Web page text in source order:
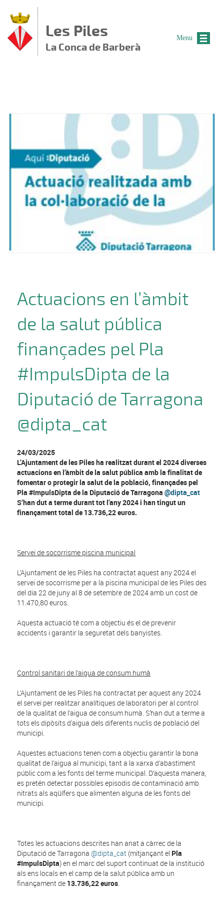
Les Piles
La Conca de Barberà
Actuacions en l’àmbit
de la salut pública
finançades pel Pla
#ImpulsDipta de la
Diputació de Tarragona
@dipta_cat
24/03/2025
L’Ajuntament de les Piles ha realitzat durant el 2024 diverses
actuacions en l’àmbit de la salut pública amb la finalitat de
fomentar o protegir la salut de la població, finançades pel
Pla #ImpulsDipta de la Diputació de Tarragona@dipta_cat
S’han dut a terme durant tot l’any 2024 i han tingut un
finançament total de 13.736,22euros.
Servei de socorrisme piscina municipal
L’Ajuntament de les Piles ha contractat aquest any 2024 el
servei de socorrisme per a la piscina municipal de les Piles des
del dia 22 de juny al 8 de setembre de 2024 amb un cost de
11.470,80 euros.
Aquesta actuació té com a objectiu és el de prevenir
accidents i garantir la seguretat dels banyistes.
Control sanitari de l’aigua de consum humà
L’Ajuntament de les Piles ha contractat per aquest any 2024
el servei per realitzar analítiques de laboratori per al control
de la qualitat de l’aigua de consum humà. S’han dut a terme a
tots els dipòsits d'aigua dels diferents nuclis de població del
municipi.
Aquestes actuacions tenen com a objectiu garantir la bona
qualitat de l’aigua al municipi, tant a la xarxa d’abastiment
públic com a les fonts del terme municipal. D’aquesta manera,
es pretén detectar possibles episodis de contaminació amb
nitrats als aqüífers que alimenten alguna de les fonts del
municipi.
Totes les actuacions descrites han anat a càrrec de la
Diputació de Tarragona@dipta_cat (mitjançant el Pla
#ImpulsDipta) en el marc del suport continuat de la institució
als ens locals en el camp de la salut pública amb un
finançament de 13.736,22euros.
Menu